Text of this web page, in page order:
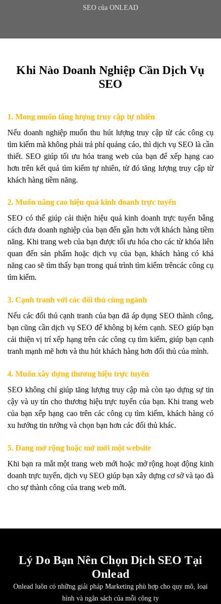
SEO của ONLEAD
Khi Nào Doanh Nghiệp Cần Dịch Vụ
SEO
1. Mong muốn tăng lượng truy cập tự nhiên
Nếu doanh nghiệp muốn thu hút lượng truy cập từ các công cụ
tìm kiếm mà không phải trả phí quảng cáo, thì dịch vụ SEO là cần
thiết. SEO giúp tối ưu hóa trang web của bạn để xếp hạng cao
hơn trên kết quả tìm kiếm tự nhiên, từ đó tăng lượng truy cập từ
khách hàng tiềm năng.
2. Muốn nâng cao hiệu quả kinh doanh trực tuyến
SEO có thể giúp cải thiện hiệu quả kinh doanh trực tuyến bằng
cách đưa doanh nghiệp của bạn đến gần hơn với khách hàng tiềm
năng. Khi trang web của bạn được tối ưu hóa cho các từ khóa liên
quan đến sản phẩm hoặc dịch vụ của bạn, khách hàng có khả
năng cao sẽ tìm thấy bạn trong quá trình tìm kiếm trêncác công cụ
tìm kiếm.
3. Cạnh tranh với các đối thủ cùng ngành
Nếu các đối thủ cạnh tranh của bạn đã áp dụng SEO thành công,
bạn cũng cần dịch vụ SEO để không bị kém cạnh. SEO giúp bạn
cải thiện vị trí xếp hạng trên các công cụ tìm kiếm, giúp bạn cạnh
tranh mạnh mẽ hơn và thu hút khách hàng hơn đối thủ của mình.
4. Muốn xây dựng thương hiệu trực tuyến
SEO không chỉ giúp tăng lượng truy cập mà còn tạo dựng sự tin
cậy và uy tín cho thương hiệu trực tuyến của bạn. Khi trang web
của bạn xếp hạng cao trên các công cụ tìm kiếm, khách hàng có
xu hướng tin tưởng và chọn bạn hơn các đối thủ khác.
5. Đang mở rộng hoặc mở mới một website
Khi bạn ra mắt một trang web mới hoặc mở rộng hoạt động kinh
doanh trực tuyến, dịch vụ SEO giúp bạn xây dựng cơ sở và tạo đà
cho sự thành công của trang web mới.
Lý Do Bạn Nên Chọn Dịch SEO Tại
Onlead
Onlead luôn có những giải pháp Marketing phù hợp cho quy mô, loại
hình và ngân sách của mỗi công ty